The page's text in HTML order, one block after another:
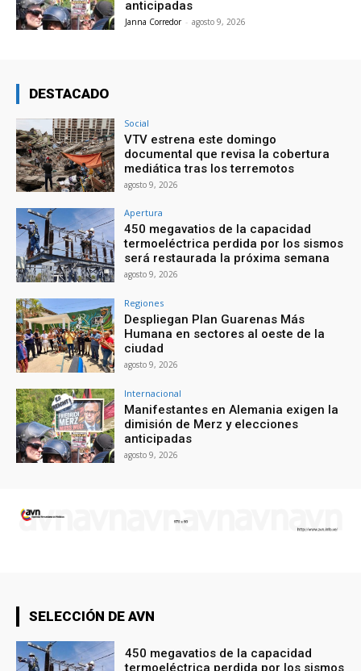
anticipadas
Janna Corredor - agosto 9, 2026
DESTACADO
Social
VTV estrena este domingo
documental que revisa la cobertura
mediática tras los terremotos
agosto 9, 2026
Apertura
450 megavatios de la capacidad
termoeléctrica perdida por los sismos
será restaurada la próxima semana
agosto 9, 2026
Regiones
Despliegan Plan Guarenas Más
Humana en sectores al oeste de la
ciudad
agosto 9, 2026
Internacional
Manifestantes en Alemania exigen la
dimisión de Merz y elecciones
anticipadas
agosto 9, 2026
SELECCIÓN DE AVN
450 megavatios de la capacidad
termoeléctrica perdida por los sismos